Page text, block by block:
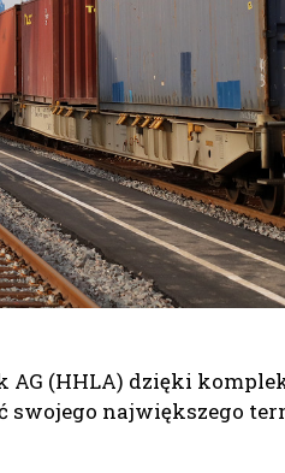
(HHLA) dzięki
swojego największego